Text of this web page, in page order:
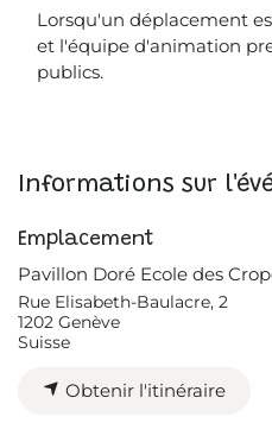
Lorsqu'un déplacement
et l'équipe d'animation
publics.
Informations sur
Emplacement
Pavillon Doré Ecole des
Rue Elisabeth-Baulacre, 2
1202 Genève
Suisse
Obtenir l'itinéraire